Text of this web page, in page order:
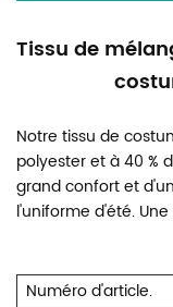
Tissu de
Notre tissu de
polyester et à 40 %
grand confort et
l'uniforme d'été.
Numéro d'article.